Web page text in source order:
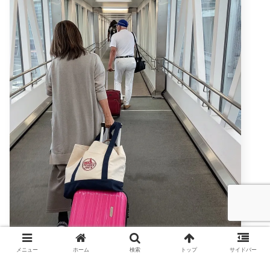
ひたすら歩かされて17:48に入国審査を終えました。
メニュー ホーム 検索 トップ サイドバー